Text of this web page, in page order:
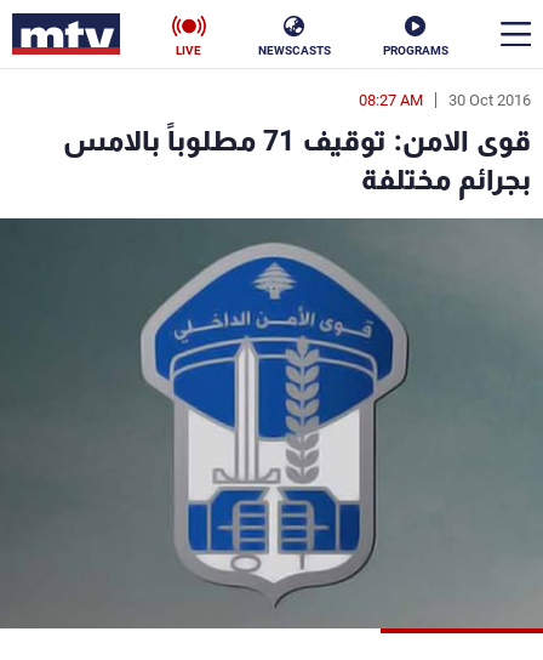
PROGRAMS
NEWSCASTS
LIVE
30 Oct 2016
08:27 AM
قوى الامن: توقيف 71 مطلوباً بالامس
بجرائم مختلفة
en
الأخبار
سياسة ناس
فن
رياضة